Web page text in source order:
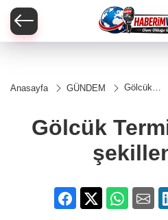
Anasayfa GÜNDEM
Gölcük
şekilleniyor
Gölcük